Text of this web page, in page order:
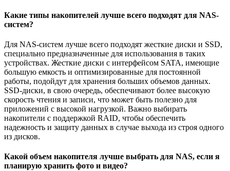
Какие типы накопителей лучше всего подходят для NAS-
систем?
Для NAS-систем лучше всего подходят жесткие диски и SSD,
специально предназначенные для использования в таких
устройствах. Жесткие диски с интерфейсом SATA, имеющие
большую емкость и оптимизированные для постоянной
работы, подойдут для хранения больших объемов данных.
SSD-диски, в свою очередь, обеспечивают более высокую
скорость чтения и записи, что может быть полезно для
приложений с высокой нагрузкой. Важно выбирать
накопители с поддержкой RAID, чтобы обеспечить
надежность и защиту данных в случае выхода из строя одного
из дисков.
Какой объем накопителя лучше выбрать для NAS, если я
планирую хранить фото и видео?